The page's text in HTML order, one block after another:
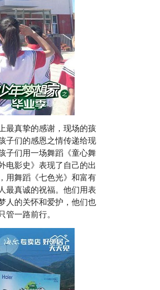
真挚的感谢，现场的孩
子们的感恩之情传递给现
子们用一场舞蹈《童心舞
电影史》表现了自己的出
用舞蹈《七色光》和富有
最真诚的祝福。他们用表
人的关怀和爱护，他们也
管一路前行。